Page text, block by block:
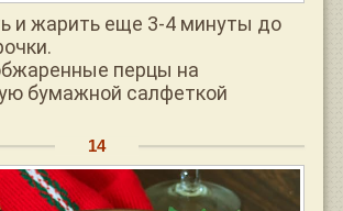
и жарить еще 3-4 минуты до
перцы на
бумажной салфеткой